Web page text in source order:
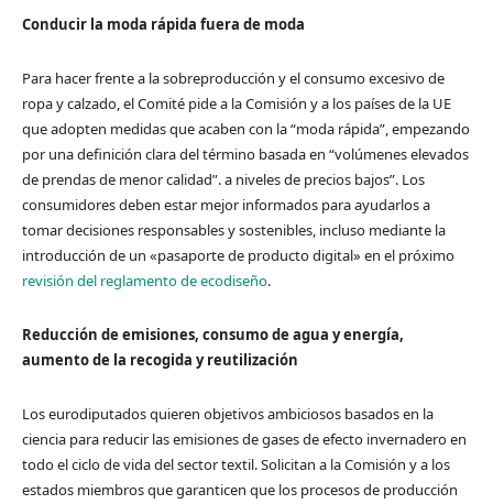
Conducir la moda rápida fuera de moda
Para hacer frente a la sobreproducción y el consumo excesivo de
ropa y calzado, el Comité pide a la Comisión y a los países de la UE
que adopten medidas que acaben con la “moda rápida”, empezando
por una definición clara del término basada en “volúmenes elevados
de prendas de menor calidad”. a niveles de precios bajos”. Los
consumidores deben estar mejor informados para ayudarlos a
tomar decisiones responsables y sostenibles, incluso mediante la
introducción de un «pasaporte de producto digital» en el próximo
revisión del reglamento de ecodiseño.
Reducción de emisiones, consumo de agua y energía,
aumento de la recogida y reutilización
Los eurodiputados quieren objetivos ambiciosos basados ​​en la
ciencia para reducir las emisiones de gases de efecto invernadero en
todo el ciclo de vida del sector textil. Solicitan a la Comisión y a los
estados miembros que garanticen que los procesos de producción